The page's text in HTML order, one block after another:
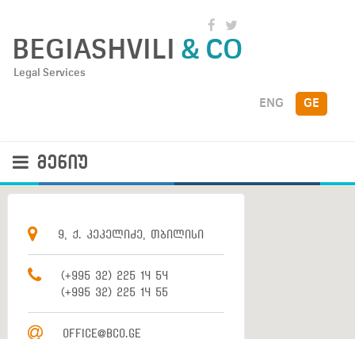
BEGIASHVILI & CO
Legal Services
ENG GE
ᲛᲔᲜᲘᲣ
9, Ქ. ᲙᲔᲙᲔᲚᲘᲫᲔ, ᲗᲑᲘᲚᲘᲡᲘ
(+995 32) 225 14 54
(+995 32) 225 14 55
OFFICE@BCO.GE